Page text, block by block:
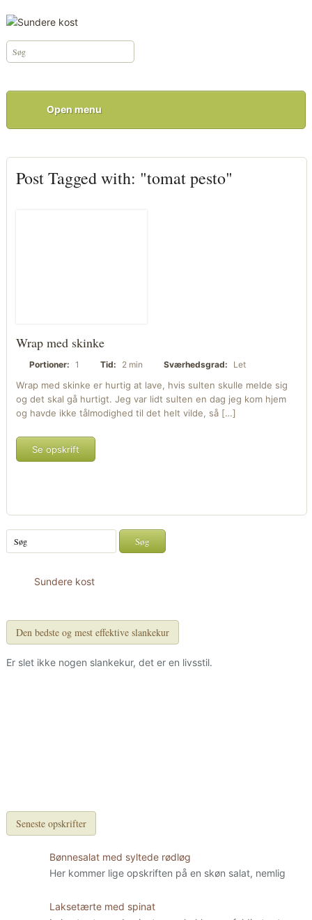
Open menu
Post Tagged with: "tomat pesto"
Wrap med skinke
Portioner: 1 Tid: 2 min Sværhedsgrad: Let
Wrap med skinke er hurtig at lave, hvis sulten skulle melde sig
og det skal gå hurtigt. Jeg var lidt sulten en dag jeg kom hjem
og havde ikke tålmodighed til det helt vilde, så […]
Se opskrift
Sundere kost
Den bedste og mest effektive slankekur
Er slet ikke nogen slankekur, det er en livsstil.
Seneste opskrifter
Bønnesalat med syltede rødløg
Her kommer lige opskriften på en skøn salat, nemlig
Laksetærte med spinat